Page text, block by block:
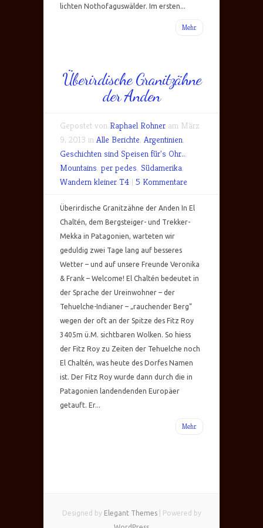
lichten Nothofaguswälder. Im ersten...
Mehr
Überirdische Granitzähne
der Anden
Gepostet von Raphael Rohner am März
9, 2013 in Alle Berichte, Argentinien,
Geschichten sind Speisen für's Ohr..,
Mountains, per pedes, Südamerika,
Wandern kleiner T4 | 5 Kommentare
Überirdische Granitzähne der Anden In El
Chaltén, dem Bergsteiger- und Trekker-
Mekka in Patagonien, warteten wir
geduldig zwei Tage lang auf besseres
Wetter – und auf unsere Freunde Veronika
& Frank – Welcome! El Chaltén bedeutet in
der Sprache der Ureinwohner – der
Tehuelche-Indianer – „rauchender Berg“
wegen der oft an der Spitze des Fitz Roy
3405m ü.M. sichtbaren Wolken. So hiess
der Fitz Roy zu Zeiten der Tehuelche noch
El Chaltén, was heute des Dorfes Namen
ist. Der Fitz Roy wurde dann durch die in
Patagonien landendenden Europäer
getauft. Er...
Mehr
Designed by Elegant Themes| Powered by